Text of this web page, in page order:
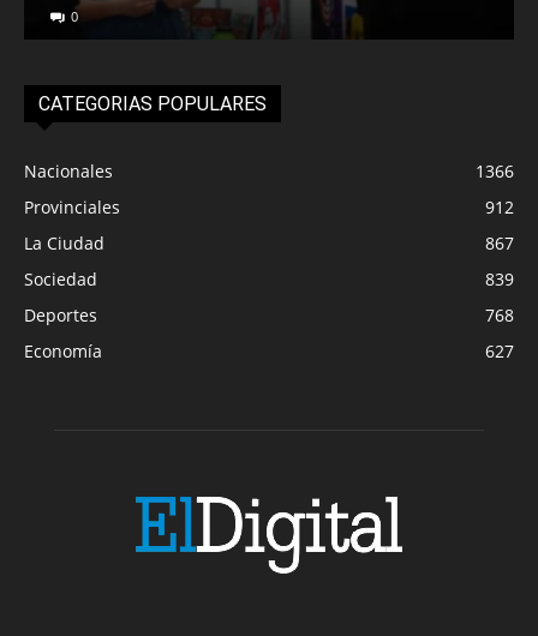
0
CATEGORIAS POPULARES
Nacionales
1366
Provinciales
912
La Ciudad
867
Sociedad
839
Deportes
768
Economía
627